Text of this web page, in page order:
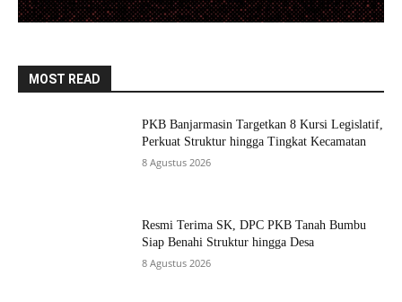
MOST READ
PKB Banjarmasin Targetkan 8 Kursi Legislatif,
Perkuat Struktur hingga Tingkat Kecamatan
8 Agustus 2026
Resmi Terima SK, DPC PKB Tanah Bumbu
Siap Benahi Struktur hingga Desa
8 Agustus 2026